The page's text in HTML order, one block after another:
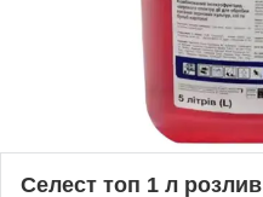
Селест топ 1 л розлив